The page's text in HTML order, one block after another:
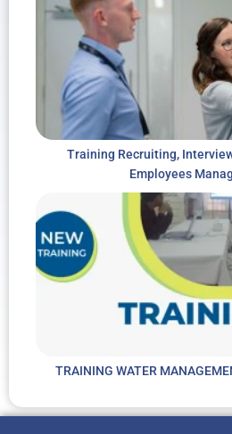
Training Recruiting,
Employees
TRAINING WATER